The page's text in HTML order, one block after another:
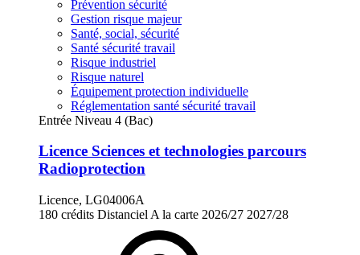
Prévention sécurité
Gestion risque majeur
Santé, social, sécurité
Santé sécurité travail
Risque industriel
Risque naturel
Équipement protection individuelle
Réglementation santé sécurité travail
Entrée Niveau 4 (Bac)
Licence Sciences et technologies parcours
Radioprotection
Licence, LG04006A
180 crédits Distanciel A la carte 2026/27 2027/28